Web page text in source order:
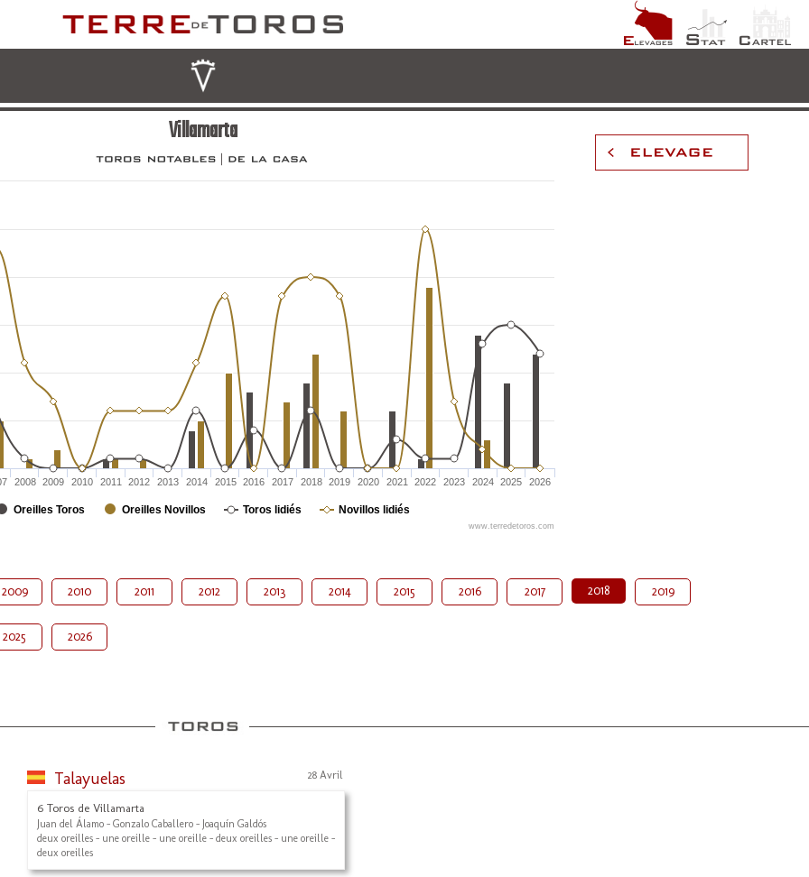
Villamarta
Oreilles Toros Oreilles Novillos Toros lidiés Novillos lidiés
2008 2009 2010 2011 2012 2013 2014 2015 2016 2017 2018 2019 2020 2021 2022 2023 2024 2025 2026
www.terredetoros.com
2009 2010 2011 2012 2013 2014 2015 2016 2017 2018 2019
2025 2026
Talayuelas 28 Avril
6 Toros de Villamarta
Juan del Álamo - Gonzalo Caballero - Joaquín Galdós
deux oreilles - une oreille - une oreille - deux oreilles - une oreille -
deux oreilles